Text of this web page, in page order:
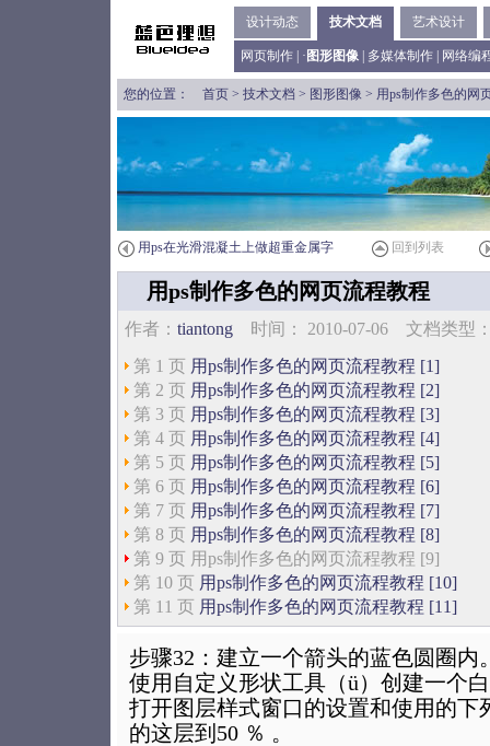
设计动态 技术文档 艺术设计
网页制作 | · 图形图像 多媒体制作 网络编
您的位置： 首页 > 技术文档 > 图形图像 > 用ps制作多色的网
用ps在光滑混凝土上做超重金属字 回到列表
用ps制作多色的网页流程教程
作者： tiantong 时间： 2010-07-06 文档类型
第 1 页 用ps制作多色的网页流程教程 [1]
第 2 页 用ps制作多色的网页流程教程 [2]
第 3 页 用ps制作多色的网页流程教程 [3]
第 4 页 用ps制作多色的网页流程教程 [4]
第 5 页 用ps制作多色的网页流程教程 [5]
第 6 页 用ps制作多色的网页流程教程 [6]
第 7 页 用ps制作多色的网页流程教程 [7]
第 8 页 用ps制作多色的网页流程教程 [8]
第 9 页 用ps制作多色的网页流程教程 [9]
第 10 页 用ps制作多色的网页流程教程 [10]
第 11 页 用ps制作多色的网页流程教程 [11]
步骤32：建立一个箭头的蓝色圆圈内
使用自定义形状工具（ü）创建一个
打开图层样式窗口的设置和使用的下
的这层到50 ％ 。